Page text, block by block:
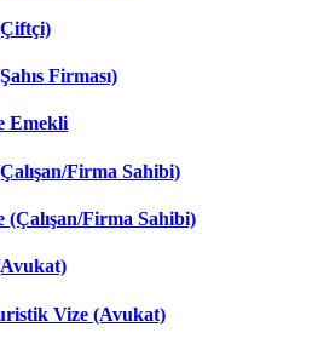
Firması)
Emekli
Firma Sahibi)
Firma Sahibi)
Vize (Avukat)